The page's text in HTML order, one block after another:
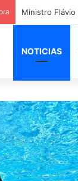
NOTICIAS